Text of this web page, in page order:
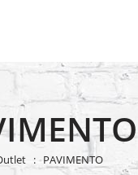
PAVIMENTO